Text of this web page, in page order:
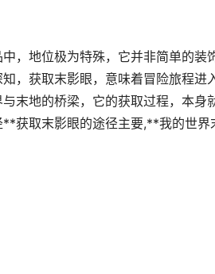
，地位极为特殊，它并非简单的装
，获取末影眼，意味着冒险旅程进
末地的桥梁，它的获取过程，本身
获取末影眼的途径主要,**我的世界